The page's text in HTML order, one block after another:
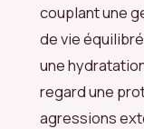
couplant une
de vie
une
regard une
agressions